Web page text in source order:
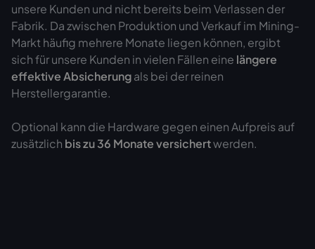
unsere Kunden und nicht bereits beim Verlassen der
Fabrik. Da zwischen Produktion und Verkauf im Mining-
Markt häufig mehrere Monate liegen können, ergibt
sich für unsere Kunden in vielen Fällen eine längere
effektive Absicherungals bei der reinen
Herstellergarantie.
Optional kann die Hardware gegen einen Aufpreis auf
zusätzlich bis zu 36 Monate versichertwerden.